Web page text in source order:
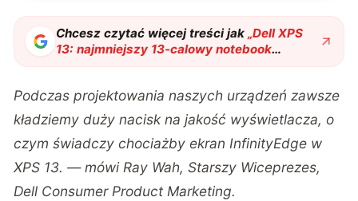
Chcesz czytać więcej treści jak „Dell XPS
13: najmniejszy 13-calowy notebook
świata"?
Podczas projektowania naszych urządzeń zawsze
kładziemy duży nacisk na jakość wyświetlacza, o
czym świadczy chociażby ekran InfinityEdge w
XPS 13. — mówi Ray Wah, Starszy Wiceprezes,
Dell Consumer Product Marketing.